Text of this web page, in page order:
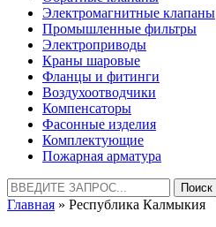
Электромагнитные клапаны
Промышленные фильтры
Электроприводы
Краны шаровые
Фланцы и фитинги
Воздухоотводчики
Компенсаторы
Фасонные изделия
Комплектующие
Пожарная арматура
Найти:
Главная » Республика Калмыкия